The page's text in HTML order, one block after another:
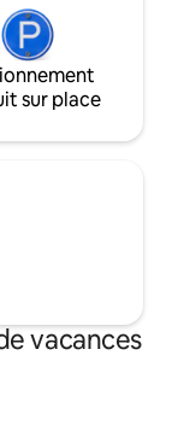
sur place
vacances